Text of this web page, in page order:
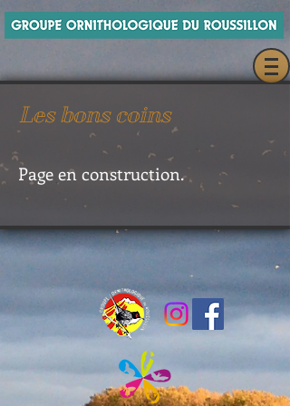
Les bons coins
Page en construction.